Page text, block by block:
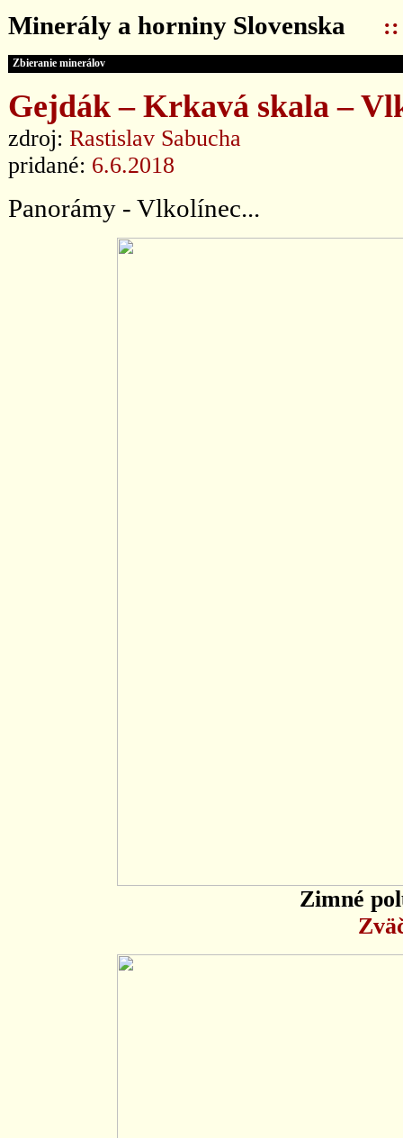
Minerály a horniny Slovenska ::
Zbieranie minerálov
Gejdák – Krkavá skala –
zdroj: Rastislav Sabucha
pridané: 6.6.2018
Panorámy - Vlkolínec...
Zimné